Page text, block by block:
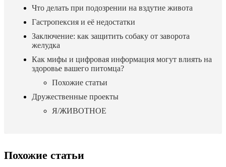
Что делать при подозрении на вздутие живота
Гастропексия и её недостатки
Заключение: как защитить собаку от заворота
желудка
Как мифы и цифровая информация могут влиять на
здоровье вашего питомца?
Похожие статьи
Дружественные проекты
Я/ЖИВОТНОЕ
Похожие статьи